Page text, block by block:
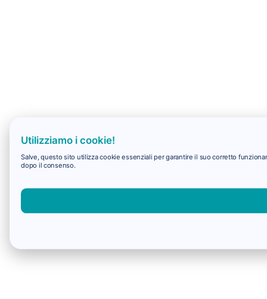
Utilizziamo i cookie!
Salve, questo sito utilizza cookie essenziali per garantire il suo corretto
dopo il consenso.